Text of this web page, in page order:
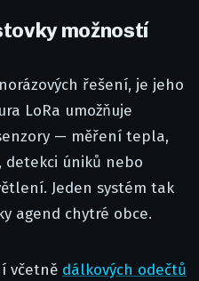
možností
řešení, je jeho
LoRa umožňuje
— měření tepla,
detekci úniků nebo
Jeden systém tak
agend chytré obce.
včetně dálkových odečtů